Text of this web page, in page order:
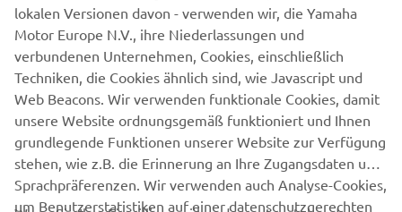
lokalen Versionen davon - verwenden wir, die Yamaha
Motor Europe N.V., ihre Niederlassungen und
verbundenen Unternehmen, Cookies, einschließlich
Techniken, die Cookies ähnlich sind, wie Javascript und
Web Beacons. Wir verwenden funktionale Cookies, damit
unsere Website ordnungsgemäß funktioniert und Ihnen
grundlegende Funktionen unserer Website zur Verfügung
stehen, wie z.B. die Erinnerung an Ihre Zugangsdaten und
Sprachpräferenzen. Wir verwenden auch Analyse-Cookies,
um Benutzerstatistiken auf einer datenschutzgerechten